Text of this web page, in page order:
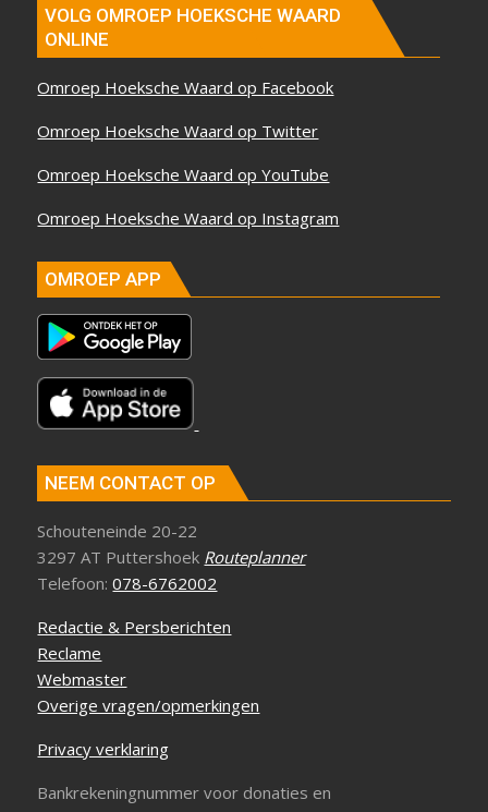
VOLG OMROEP HOEKSCHE WAARD
ONLINE
Omroep Hoeksche Waard op Facebook
Omroep Hoeksche Waard op Twitter
Omroep Hoeksche Waard op YouTube
Omroep Hoeksche Waard op Instagram
OMROEP APP
NEEM CONTACT OP
Schouteneinde 20-22
3297 AT Puttershoek Routeplanner
Telefoon:078-6762002
Redactie & Persberichten
Reclame
Webmaster
Overige vragen/opmerkingen
Privacy verklaring
Bankrekeningnummer voor donaties en